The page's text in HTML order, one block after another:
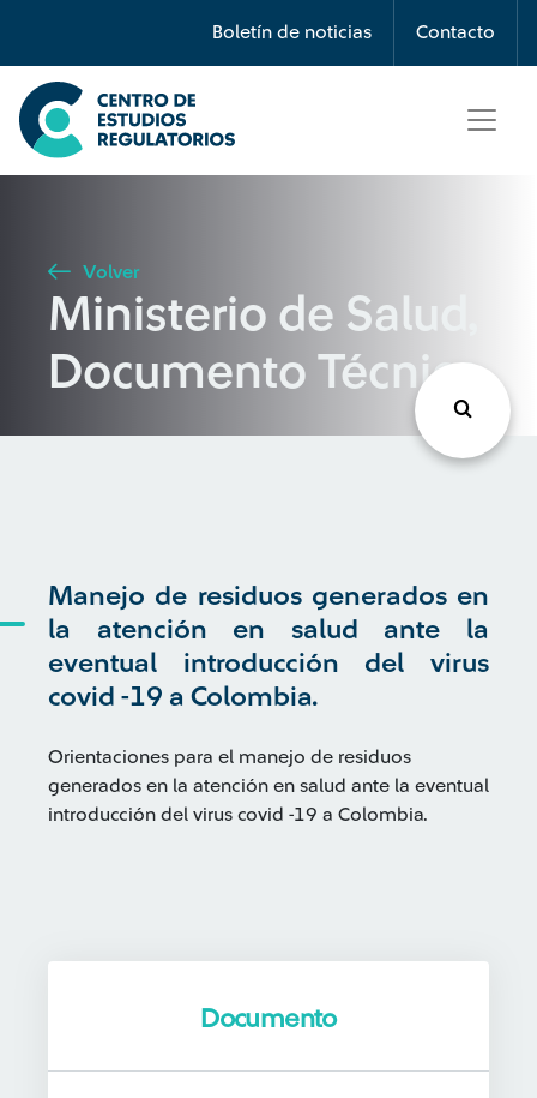
Boletín de noticias Contacto
Búsqueda
Seleccione país
Buscar
Volver
Ministerio de Salud,
Documento Técnico
Manejo de residuos generados en
la atención en salud ante la
eventual introducción del virus
covid -19 a Colombia.
Orientaciones para el manejo de residuos
generados en la atención en salud ante la eventual
introducción del virus covid -19 a Colombia.
Documento